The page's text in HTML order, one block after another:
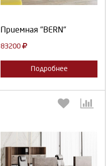
Приемная "BERN"
83200
Подробнее
Выберите количество: